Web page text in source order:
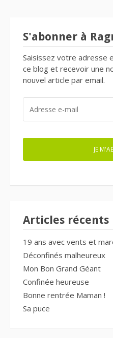
S'abonner à
Saisissez votre adresse
ce blog et recevoir une
nouvel article par email.
MAIL
JE
Articles récents
19 ans avec vents et
Déconfinés malheureux
Mon Bon Grand Géant
Confinée heureuse
Bonne rentrée Maman !
Sa puce